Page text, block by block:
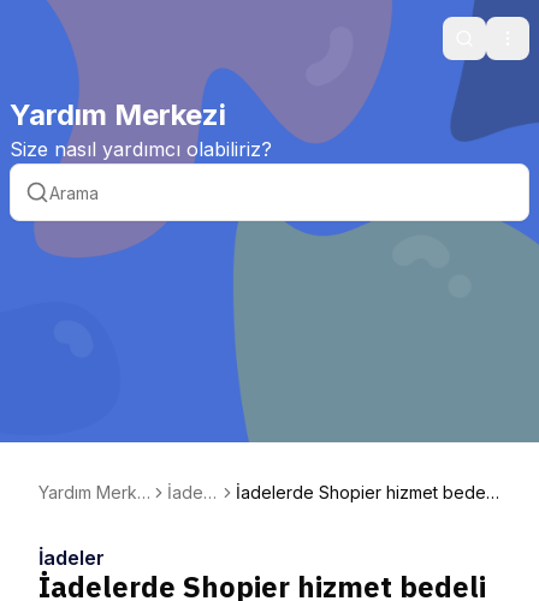
Search
Yardım Merkezi
Size nasıl yardımcı olabiliriz?
Yardım Merke
İadele
İadelerde Shopier hizmet bedeli
İadeler
İadelerde Shopier hizmet bedeli